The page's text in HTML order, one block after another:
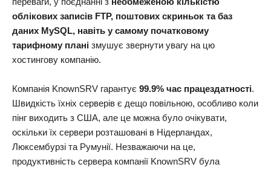
облікових записів FTP, поштових скриньок та баз
даних MySQL, навіть у самому початковому
тарифному плані змушує звернути увагу на цю
хостингову компанію.
Компанія KnownSRV гарантує 99.9% час працездатності.
Швидкість їхніх серверів є дещо повільною, особливо коли
пінг виходить з США, але це можна було очікувати,
оскільки їх сервери розташовані в Нідерландах,
Люксембурзі та Румунії. Незважаючи на це,
продуктивність сервера компанії KnownSRV була